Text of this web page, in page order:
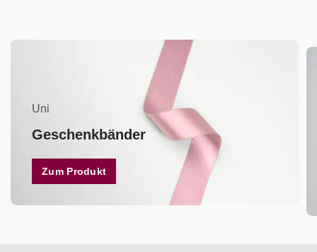
Uni
Geschenkbänder
Zum Produkt